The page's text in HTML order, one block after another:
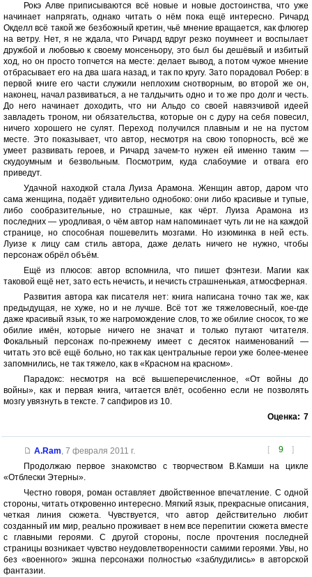
Рокэ Алве приписываются всё новые и новые достоинства, что уже
начинает напрягать, однако читать о нём пока ещё интересно. Ричард
Окделл всё такой же безбожный кретин, чьё мнение вращается, как флюгер
на ветру. Нет, я не ждала, что Ричард вдруг резко поумнеет и воспылает
дружбой и любовью к своему монсеньору, это был бы дешёвый и избитый
ход, но он просто топчется на месте: делает вывод, а потом чужое мнение
отбрасывает его на два шага назад, и так по кругу. Зато порадовал Робер: в
первой книге его части служили неплохим снотворным, во второй же он,
наконец, начал развиваться, а не талдычить одно и то же про долг и честь.
До него начинает доходить, что ни Альдо со своей навязчивой идеей
завладеть троном, ни обязательства, которые он с дуру на себя повесил,
ничего хорошего не сулят. Переход получился плавным и не на пустом
месте. Это показывает, что автор, несмотря на свою топорность, всё же
умеет развивать героев, и Ричард зачем-то нужен ей именно таким —
скудоумным и безвольным. Посмотрим, куда слабоумие и отвага его
приведут.
Удачной находкой стала Луиза Арамона. Женщин автор, даром что
сама женщина, подаёт удивительно однобоко: они либо красивые и тупые,
либо сообразительные, но страшные, как чёрт. Луиза Арамона из
последних — уродливая, о чём автор нам напоминает чуть ли не на каждой
странице, но способная пошевелить мозгами. Но изюминка в ней есть.
Луизе к лицу сам стиль автора, даже делать ничего не нужно, чтобы
персонаж обрёл объём.
Ещё из плюсов: автор вспомнила, что пишет фэнтези. Магии как
таковой ещё нет, зато есть нечисть, и нечисть страшненькая, атмосферная.
Развития автора как писателя нет: книга написана точно так же, как
предыдущая, не хуже, но и не лучше. Всё тот же тяжеловесный, кое-где
даже красивый язык, то же нагромождение слов, то же обилие сносок, то же
обилие имён, которые ничего не значат и только путают читателя.
Фокальный персонаж по-прежнему имеет с десяток наименований —
читать это всё ещё больно, но так как центральные герои уже более-менее
запомнились, не так тяжело, как в «Красном на красном».
Парадокс: несмотря на всё вышеперечисленное, «От войны до
войны», как и первая книга, читается влёт, особенно если не позволять
мозгу увязнуть в тексте. 7 сапфиров из 10.
Оценка: 7
[ 9 ]
A.Ram, 7 февраля 2011 г.
Продолжаю первое знакомство с творчеством В.Камши на цикле
«Отблески Этерны».
Честно говоря, роман оставляет двойственное впечатление. С одной
стороны, читать откровенно интересно. Мягкий язык, прекрасные описания,
четкая линия сюжета. Чувствуется, что автор действительно любит
созданный им мир, реально проживает в нем все перепитии сюжета вместе
с главными героями. С другой стороны, после прочтения последней
страницы возникает чувство неудовлетворенности самими героями. Увы, но
без «военного» экшна персонажи полностью «заблудились» в авторской
фантазии.